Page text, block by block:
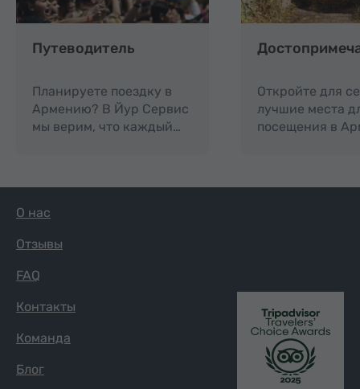
Путеводитель
Планируете поездку в
Армению? В Йур Сервис
мы верим, что каждый…
Откройте для
лучшие места
посещения в
О нас
Отзывы
FAQ
Контакты
Команда
Блог